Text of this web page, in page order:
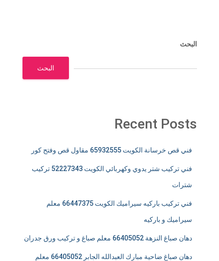
البحث
البحث
Recent Posts
فني قص خرسانة الكويت 65932555 مقاول قص وفتح كور
فني تركيب شتر يدوي وكهربائي الكويت 52227343 تركيب
شترات
فني تركيب باركيه سيراميك الكويت 66447375 معلم
سيراميك و باركيه
دهان صباغ النزهة 66405052 معلم صباغ و تركيب ورق جدران
دهان صباغ ضاحية مبارك العبدالله الجابر 66405052 معلم